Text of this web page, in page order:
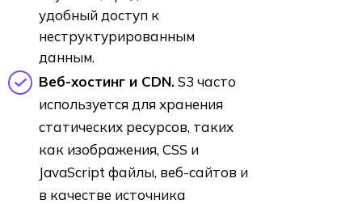
удобный доступ к
неструктурированным
данным.
Веб-хостинг и CDN.S3 часто
используется для хранения
статических ресурсов, таких
как изображения, CSS и
JavaScript файлы, веб-сайтов и
в качестве источника